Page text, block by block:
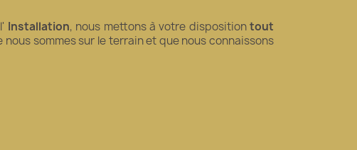
Installation, nous mettons à votre dispositiontout
sommes sur le terrain et que nous connaissons